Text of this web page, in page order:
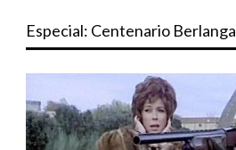
Especial: Centenario Berlanga